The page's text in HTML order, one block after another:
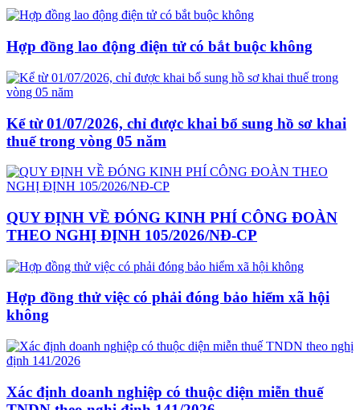
Hợp đồng lao động điện tử có bắt buộc không
Kể từ 01/07/2026, chỉ được khai bổ sung hồ sơ khai
thuế trong vòng 05 năm
QUY ĐỊNH VỀ ĐÓNG KINH PHÍ CÔNG ĐOÀN
THEO NGHỊ ĐỊNH 105/2026/NĐ-CP
Hợp đồng thử việc có phải đóng bảo hiểm xã hội
không
Xác định doanh nghiệp có thuộc diện miễn thuế